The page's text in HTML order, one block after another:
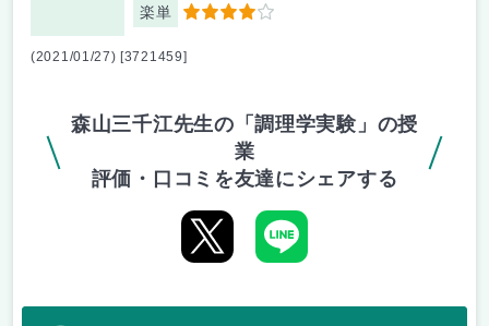
楽単 4
(2021/01/27) [3721459]
森山三千江先生の「調理学実験」の授
業
評価・口コミを友達にシェアする